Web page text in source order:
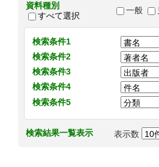
資料種別
すべて選択
一般
検索条件1
検索条件2
検索条件3
検索条件4
検索条件5
検索結果一覧表示 表示数